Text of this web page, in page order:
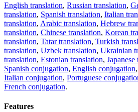
English translation, Russian translation,
translation, Spanish translation, Italian
translation, Arabic translation, Hebrew
translation, Chinese translation, Korean
translation, Tatar translation, Turkish
translation, Uzbek translation, Ukrainian
translation, Estonian translation,
Spanish conjugation, English conjugation,
Italian conjugation, Portuguese
French conjugation.
Features